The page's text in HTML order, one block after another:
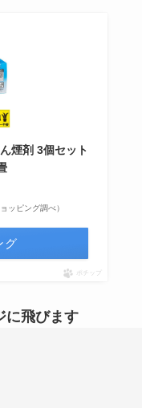
煙剤 3個セット
ッピング調べ）
グ
ポチップ
に飛びます